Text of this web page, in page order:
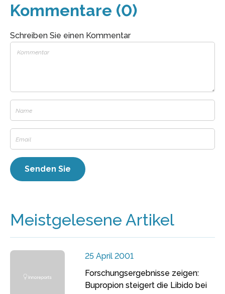
Kommentare (0)
Schreiben Sie einen Kommentar
Meistgelesene Artikel
25 April 2001
Forschungsergebnisse zeigen:
Bupropion steigert die Libido bei